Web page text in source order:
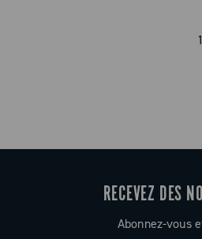
RECEVEZ DES
Abonnez-vous